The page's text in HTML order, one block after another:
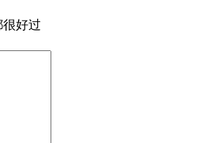
好过